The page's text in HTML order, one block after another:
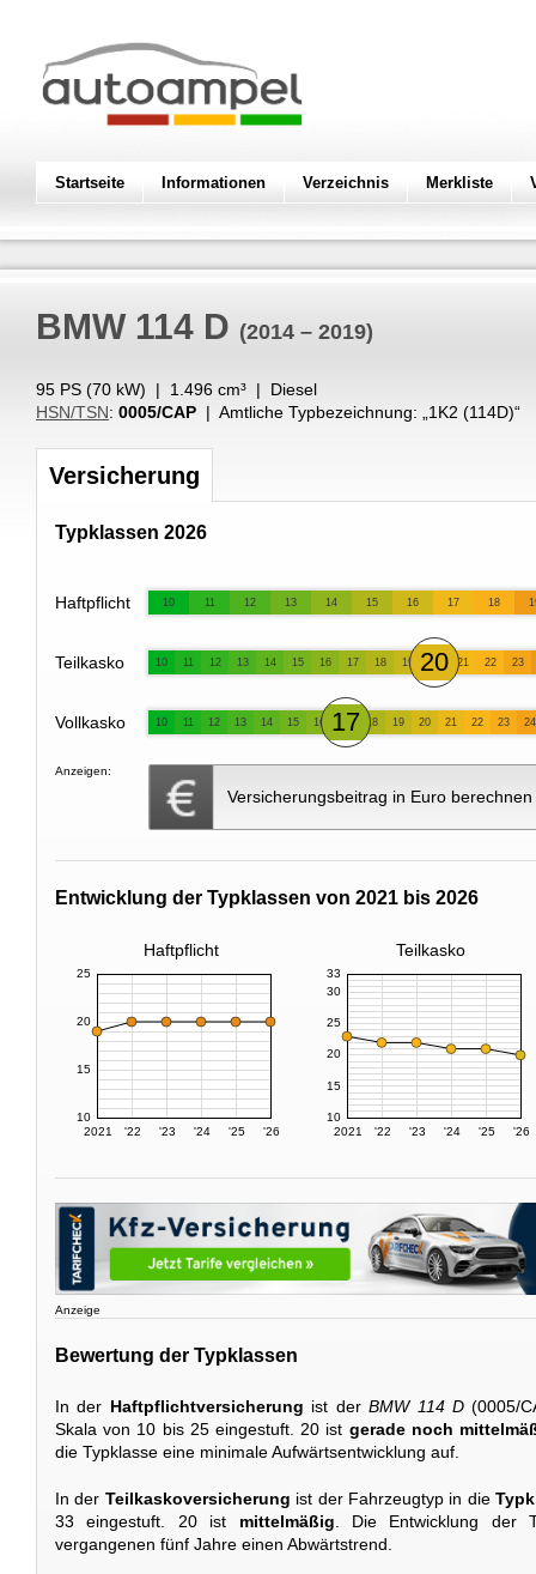
Startseite Informationen Verzeichnis Merkliste
BMW 114 D (2014 – 2019)
95 PS (70 kW) | 1.496 cm³ | Diesel
HSN/TSN: 0005/CAP | Amtliche Typbezeichnung: „ 1K2 (114D)“
Versicherung
Typklassen 2026
Haftpflicht 10 11 12 13 14 15 16 17 18
Teilkasko 10 11 12 13 14 15 16 17 18 19 20 21 22 23
Vollkasko 10 11 12 13 14 15 16 17 18 19 20 21 22 23 24
Anzeigen:
Versicherungsbeitrag in Euro berechnen
Entwicklung der Typklassen von 2021 bis 2026
Haftpflicht Teilkasko
2021 '22 '23 '24 '25 '26
10
15
20
25
2021 '22 '23 '24 '25 '26
10
15
20
25
30
33
Anzeige
Bewertung der Typklassen
In der Haftpflichtversicherung ist derBMW 114 D (0005/
Skala von 10 bis 25 eingestuft. 20 ist gerade noch
die Typklasse eine minimale Aufwärtsentwicklung auf.
In der Teilkaskoversicherung ist der Fahrzeugtyp in die
33 eingestuft. 20 ist mittelmäßig . Die Entwicklung der
vergangenen fünf Jahre einen Abwärtstrend.